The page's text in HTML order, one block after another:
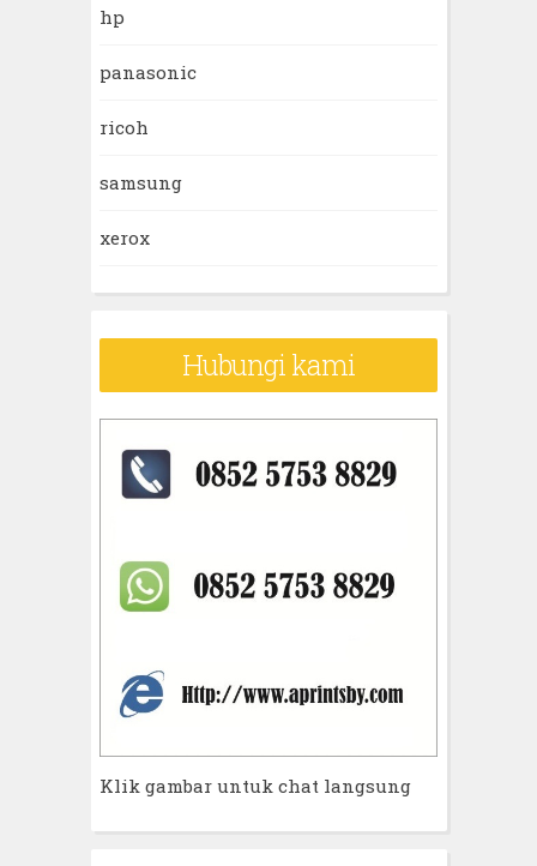
hp
panasonic
ricoh
samsung
xerox
Hubungi kami
Klik gambar untuk chat langsung